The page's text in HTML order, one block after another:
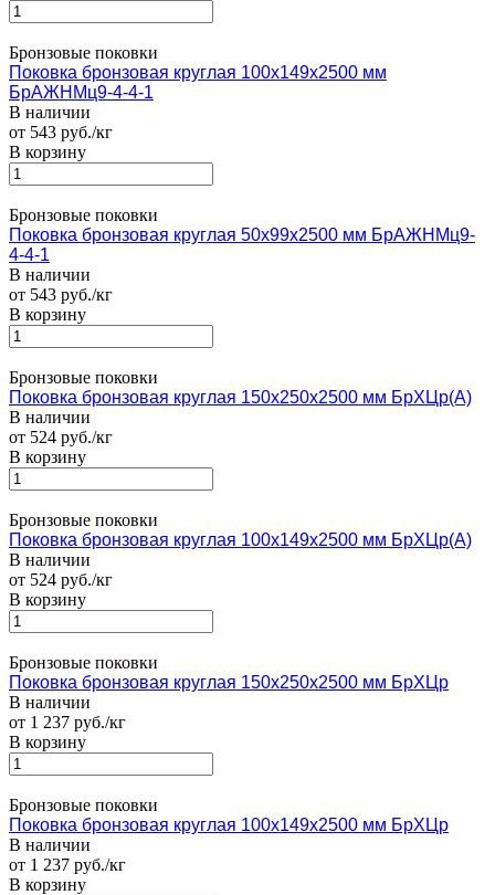
Бронзовые поковки
Поковка бронзовая круглая 100х149х2500 мм
БрАЖНМц9-4-4-1
В наличии
от 543 руб./кг
В корзину
Бронзовые поковки
Поковка бронзовая круглая 50х99х2500 мм БрАЖНМц9-
4-4-1
В наличии
от 543 руб./кг
В корзину
Бронзовые поковки
Поковка бронзовая круглая 150х250х2500 мм БрХЦр(А)
В наличии
от 524 руб./кг
В корзину
Бронзовые поковки
Поковка бронзовая круглая 100х149х2500 мм БрХЦр(А)
В наличии
от 524 руб./кг
В корзину
Бронзовые поковки
Поковка бронзовая круглая 150х250х2500 мм БрХЦр
В наличии
от 1 237 руб./кг
В корзину
Бронзовые поковки
Поковка бронзовая круглая 100х149х2500 мм БрХЦр
В наличии
от 1 237 руб./кг
В корзину